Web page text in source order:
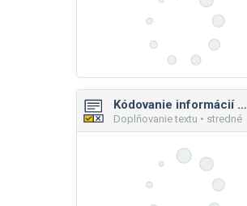
Kódovanie informácií obrázkom
Doplňovanie textu • stredné